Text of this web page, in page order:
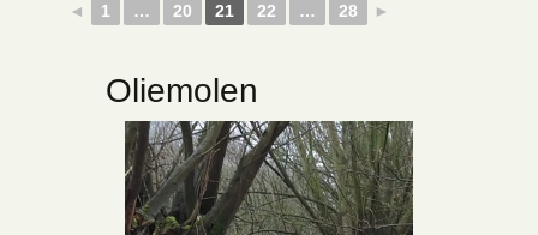
◄ 1 … 20 21 22 … 28 ►
Oliemolen